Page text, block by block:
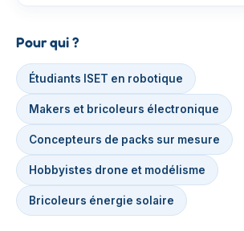
Pour qui ?
Étudiants ISET en robotique
Makers et bricoleurs électronique
Concepteurs de packs sur mesure
Hobbyistes drone et modélisme
Bricoleurs énergie solaire